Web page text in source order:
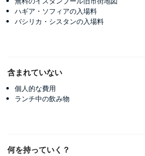
ハギア・ソフィアの入場料
バシリカ・シスタンの入場料
含まれていない
個人的な費用
ランチ中の飲み物
何を持っていく？